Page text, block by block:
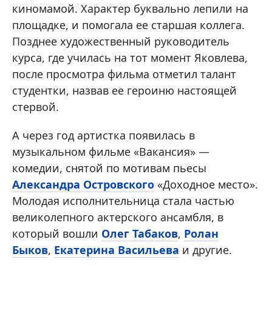
киномамой. Характер буквально лепили на
площадке, и помогала ее старшая коллега.
Позднее художественный руководитель
курса, где училась на тот момент Яковлева,
после просмотра фильма отметил талант
студентки, назвав ее героиню настоящей
стервой.
А через год артистка появилась в
музыкальном фильме «Вакансия» —
комедии, снятой по мотивам пьесы
Александра Островского «Доходное место».
Молодая исполнительница стала частью
великолепного актерского ансамбля, в
который вошли Олег Табаков, Ролан
Быков, Екатерина Васильева и другие.